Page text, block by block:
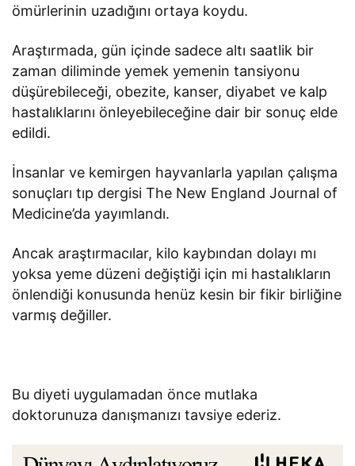
ömürlerinin uzadığını ortaya koydu.
Araştırmada, gün içinde sadece altı saatlik bir
zaman diliminde yemek yemenin tansiyonu
düşürebileceği, obezite, kanser, diyabet ve kalp
hastalıklarını önleyebileceğine dair bir sonuç elde
edildi.
İnsanlar ve kemirgen hayvanlarla yapılan çalışma
sonuçları tıp dergisi The New England Journal of
Medicine’da yayımlandı.
Ancak araştırmacılar, kilo kaybından dolayı mı
yoksa yeme düzeni değiştiği için mi hastalıkların
önlendiği konusunda henüz kesin bir fikir birliğine
varmış değiller.
Bu diyeti uygulamadan önce mutlaka
doktorunuza danışmanızı tavsiye ederiz.